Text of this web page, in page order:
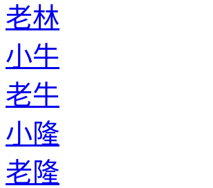
老林
小牛
老牛
小隆
老隆